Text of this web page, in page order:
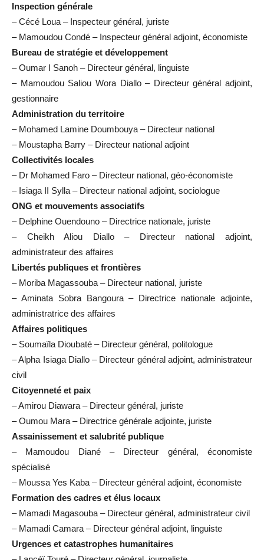
Inspection générale
– Cécé Loua – Inspecteur général, juriste
– Mamoudou Condé – Inspecteur général adjoint, économiste
Bureau de stratégie et développement
– Oumar I Sanoh – Directeur général, linguiste
– Mamoudou Saliou Wora Diallo – Directeur général adjoint,
gestionnaire
Administration du territoire
– Mohamed Lamine Doumbouya – Directeur national
– Moustapha Barry – Directeur national adjoint
Collectivités locales
– Dr Mohamed Faro – Directeur national, géo-économiste
– Isiaga II Sylla – Directeur national adjoint, sociologue
ONG et mouvements associatifs
– Delphine Ouendouno – Directrice nationale, juriste
– Cheikh Aliou Diallo – Directeur national adjoint,
administrateur des affaires
Libertés publiques et frontières
– Moriba Magassouba – Directeur national, juriste
– Aminata Sobra Bangoura – Directrice nationale adjointe,
administratrice des affaires
Affaires politiques
– Soumaïla Dioubaté – Directeur général, politologue
– Alpha Isiaga Diallo – Directeur général adjoint, administrateur
civil
Citoyenneté et paix
– Amirou Diawara – Directeur général, juriste
– Oumou Mara – Directrice générale adjointe, juriste
Assainissement et salubrité publique
– Mamoudou Diané – Directeur général, économiste
spécialisé
– Moussa Yes Kaba – Directeur général adjoint, économiste
Formation des cadres et élus locaux
– Mamadi Magasouba – Directeur général, administrateur civil
– Mamadi Camara – Directeur général adjoint, linguiste
Urgences et catastrophes humanitaires